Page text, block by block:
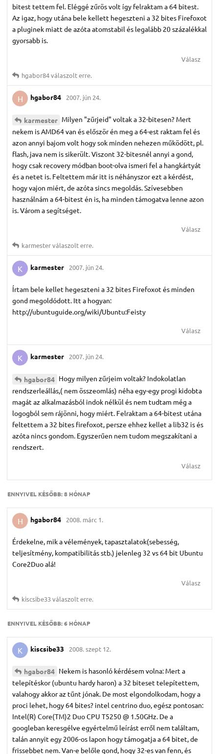
bitest tettem fel. Eléggé zűrös volt így felraktam a 64 bitest.
Az igaz, hogy utána bele kellett hegeszteni a 32 bites Firefoxot
a pluginek miatt de azóta atomstabil és legalább 20 százalékkal
gyorsabb is.
Válasz
hgabor84válaszolt erre.
H hgabor84 2007. jún 24.
karmester Milyen "zűrjeid" voltak a 32-bitesen? Mert
nekem is AMD64 van és először én meg a 64-est raktam fel és
azon annyi bajom volt hogy sok minden nehezen működött, pl.
flash, java nem is sikerült. Viszont 32-bitesnél annyi a gond,
hogy csak recovery módban boot-olva ismeri fel a hangkártyát
és a netet is. Feltettem már itt is néhányszor ezt a kérdést,
hogy vajon miért, de azóta sincs megoldás. Szívesebben
használnám a 64-bitest én is, ha minden támogatva lenne azon
is. Várom a segítséget.
Válasz
karmesterválaszolt erre.
K karmester 2007. jún 24.
Írtam bele kellet hegeszteni a 32 bites Firefoxot és minden
gond megoldódott. Itt a hogyan:
http://ubuntuguide.org/wiki/Ubuntu:Feisty
Válasz
K karmester 2007. jún 24.
hgabor84 Hogy milyen zűrjeim voltak? Indokolatlan
rendszerleállás,( nem összeomlás) néha egy-egy progi kidobta
magát az alkalmazásból indok nélkül és nem tudtam még a
logogból sem rájönni, hogy miért. Felraktam a 64-bitest utána
feltettem a 32 bites firefoxot, persze ehhez kellet a lib32 is és
azóta nincs gondom. Egyszerűen nem tudom megszakítani a
rendszert.
Válasz
ENNYIVEL KÉSŐBB:8 HÓNAP
H hgabor84 2008. márc 1.
Érdekelne, mik a vélemények, tapasztalatok(sebesség,
teljesítmény, kompatibilitás stb.) jelenleg 32 vs 64 bit Ubuntu
Core2Duo alá!
Válasz
kiscsibe33válaszolt erre.
ENNYIVEL KÉSŐBB:6 HÓNAP
K kiscsibe33 2008. szept 12.
hgabor84 Nekem is hasonló kérdésem volna: Mert a
telepítéskor (ubuntu hardy haron) a 32 biteset telepítettem,
valahogy akkor az tűnt jónak. De most elgondolkodam, hogy a
proci lehet, hogy 64 bites? intel centrino duo, egész pontosan:
Intel(R) Core(TM)2 Duo CPU T5250 @ 1.50GHz. De a
googleban keresgélve egyértelmű leírást erről nem találtam,
talán annyit egy 2006-os lapon hogy támogatja a 64 bitet, de
frissebbet nem. Van-e belőle gond, hogy 32-es van fenn, és